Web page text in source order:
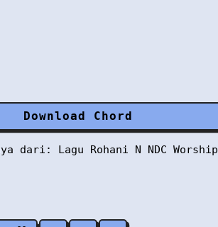
Download Chord
dari: Lagu Rohani N NDC Worship